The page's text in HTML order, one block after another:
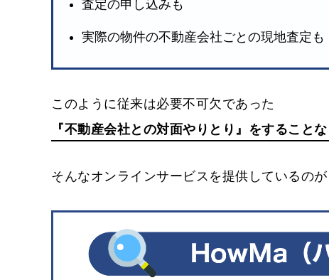
査定の申し込みも
実際の物件の不動産会社ごとの現地査定も
このように従来は必要不可欠であった
『不動産会社との対面やりとり』をすること
そんなオンラインサービスを提供しているのが